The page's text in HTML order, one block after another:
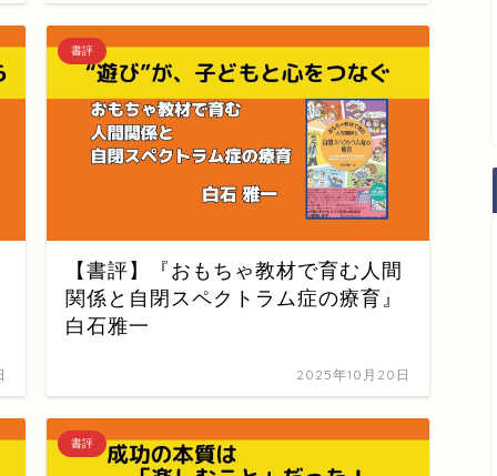
書評
【書評】『おもちゃ教材で育む人間
関係と自閉スペクトラム症の療育』
白石雅一
2025年10月20日
書評